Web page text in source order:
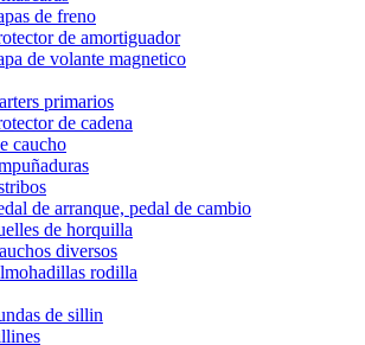
de freno
de amortiguador
de volante magnetico
primarios
de cadena
caucho
de arranque, pedal de cambio
de horquilla
diversos
rodilla
de sillin